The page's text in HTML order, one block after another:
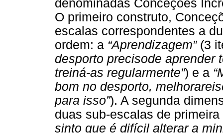
denominadas Conceções
O primeiro construto,
escalas correspondentes a
ordem: a “Aprendizagem” (3
desporto precisode aprender
treiná-as regularmente”) e a
bom no desporto,
para isso”). A segunda
duas sub-escalas de
sinto que é difícil alterar a